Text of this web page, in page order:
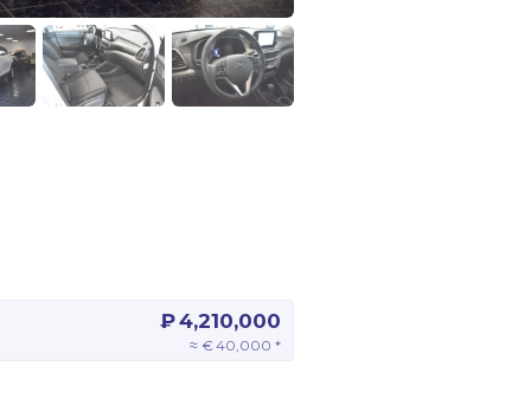
₽ 4,210,000
≈ € 40,000 *